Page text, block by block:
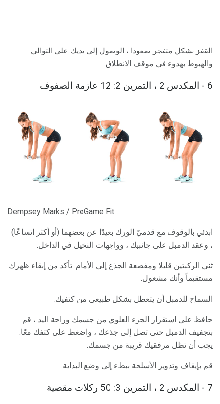
القفز بشكل متفجر صعودا ، الوصول إلى يديك على التوالي
والهبوط بهدوء في موقف الانطلاق.
6 - المكدس 2 ، التمرين 2: 12 عازمة الصفوف
Dempsey Marks / PreGame Fit
ابدئي بالوقوف مع قدميّ الورك بعيدًا عن بعضهما (أو أكثر اتساعًا)
، وعقد الدمبل على جانبيك ، وواجهات النخيل في الداخل.
ثني الركبتين قليلا ومفصعة الجذع إلى الأمام. تأكد من إبقاء ظهرك
مستقيماً وأنك مشغول.
السماح للدمبل أن يتعطل بشكل طبيعي من كتفيك.
حافظ على استقرار الجزء العلوي من جسمك وراحة اليد ، قم
بتجفيف الدمبل حتى تصل إلى جذعك ، واضغط على كتفك معًا.
يجب أن تظل مرفقيك قريبة من جسمك.
قم بإيقاف وتدوير الأسلحة ببطء إلى وضع البداية.
7 - المكدس 2 ، التمرين 3: 50 ركلات مقصية